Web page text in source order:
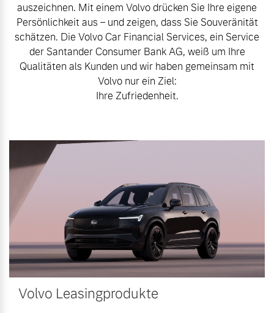
Angebot anfragen
Fahrzeug konfigurieren
Volvo Selekt
Gebrauchtwagen
Die Neuwagenalternative
Mehr erfahren
Service by Volvo
Sie erhalten bei uns eine
Vielzahl von Original
Volvo Winter- und
direkt an.
Frühjahrscheck
Entdecken Sie unsere
saisonalen Angebote.
Mehr erfahren
auszeichnen. Mit einem Volvo drücken Sie Ihre eigene
Persönlichkeit aus – und zeigen, dass Sie Souveränität
schätzen. Die Volvo Car Financial Services, ein Service
der Santander Consumer Bank AG, weiß um Ihre
Qualitäten als Kunden und wir haben gemeinsam mit
Volvo nur ein Ziel:
Ihre Zufriedenheit.
Volvo Leasingprodukte